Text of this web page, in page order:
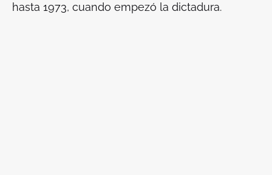
hasta 1973, cuando empezó la dictadura.